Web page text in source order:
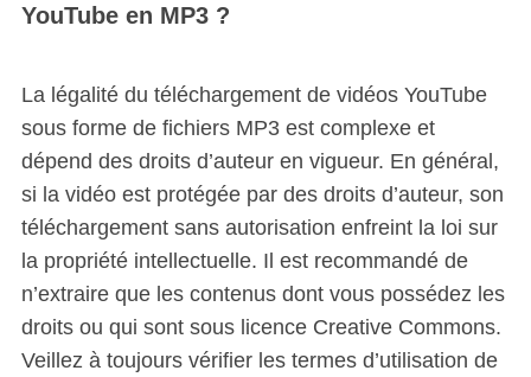
YouTube en MP3 ?
La légalité du téléchargement de vidéos YouTube
sous forme de fichiers MP3 est complexe et
dépend des droits d’auteur en vigueur. En général,
si la vidéo est protégée par des droits d’auteur, son
téléchargement sans autorisation enfreint la loi sur
la propriété intellectuelle. Il est recommandé de
n’extraire que les contenus dont vous possédez les
droits ou qui sont sous licence Creative Commons.
Veillez à toujours vérifier les termes d’utilisation de